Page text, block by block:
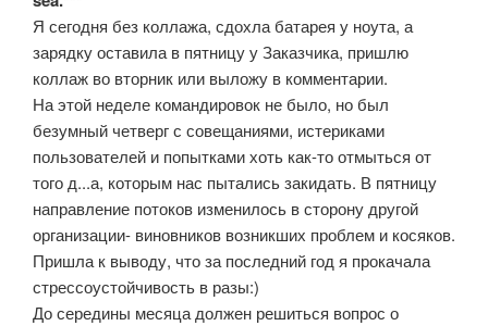
Я сегодня без коллажа, сдохла батарея у ноута, а
зарядку оставила в пятницу у Заказчика, пришлю
коллаж во вторник или выложу в комментарии.
На этой неделе командировок не было, но был
безумный четверг с совещаниями, истериками
пользователей и попытками хоть как-то отмыться от
того д...а, которым нас пытались закидать. В пятницу
направление потоков изменилось в сторону другой
организации- виновников возникших проблем и косяков.
Пришла к выводу, что за последний год я прокачала
стрессоустойчивость в разы:)
До середины месяца должен решиться вопрос о